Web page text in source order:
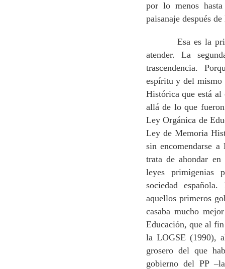
por lo menos
paisanaje después
Esa es la
atender. La
trascendencia.
espíritu y del mismo
Histórica que está al
allá de lo que fueron
Ley Orgánica de
Ley de Memoria
sin encomendarse
trata de ahondar
leyes primigenias
sociedad
aquellos primeros
casaba mucho
Educación, que al
la LOGSE (1990),
grosero del que
gobierno del PP